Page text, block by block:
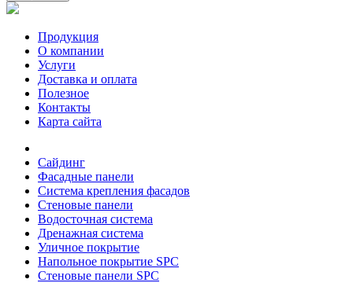
Продукция
О компании
Услуги
Доставка и оплата
Полезное
Контакты
Карта сайта
Сайдинг
Фасадные панели
Система крепления фасадов
Стеновые панели
Водосточная система
Дренажная система
Уличное покрытие
Напольное покрытие SPC
Стеновые панели SPC